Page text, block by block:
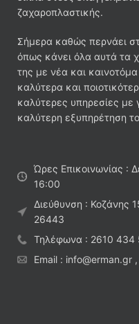
ζαχαροπλαστικής.
Σήμερα καθώς περνάει
όπως κάνει όλα αυτά τα
της με νέα και
καλύτερα και
καλύτερες υπηρεσίες
καλύτερη εξυπηρέτηση
Ώρες Επικοινωνίας :
16:00
Διεύθυνση : Κοζάνης
26443
Τηλέφωνα : 2610 434
Email : info@erman.gr